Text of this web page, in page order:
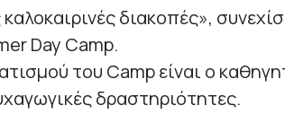
διακοπές»,
Day Camp.
του Camp είναι ο
δραστηριότητες.